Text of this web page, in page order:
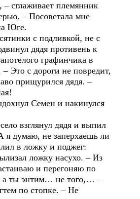
сглаживает племянник
– Посоветала мне
Юге.
с подливкой, не с
дядя противень к
графинчика в
Это с дороги не повредит,
прищурился дядя. –
Семен и накинулся
взглянул дядя и выпил
я думаю, не заперхаешь ли
в ложку и поджег:
ложку насухо. – Из
и перегоняю по
а ты энтим… не того,… –
по стопке. – Не